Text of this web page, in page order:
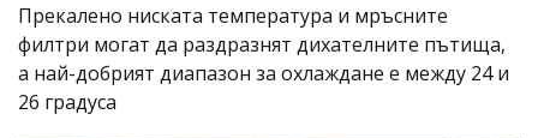
Прекалено ниската температура и мръсните
филтри могат да раздразнят дихателните пътища,
а най-добрият диапазон за охлаждане е между 24 и
26 градуса